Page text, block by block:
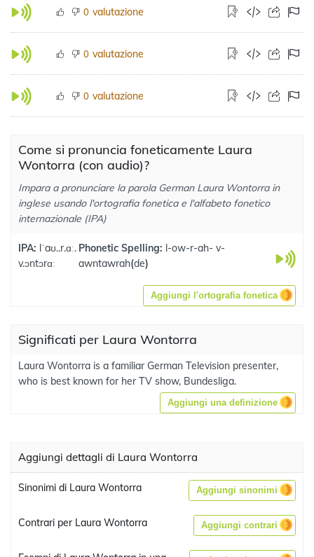
0 valutazione
0 valutazione
0 valutazione
Come si pronuncia foneticamente Laura
Wontorra (con audio)?
Impara a pronunciare la parola German Laura Wontorra in
inglese usando l'ortografia fonetica e l'alfabeto fonetico
internazionale (IPA)
IPA: lˈaʊ..r.ɑː.
v.ɔntɔrɑː
Phonetic Spelling: l-ow-r-ah- v-
awntawrah(de)
Aggiungi l'ortografia fonetica
Significati per Laura Wontorra
Laura Wontorra is a familiar German Television presenter,
who is best known for her TV show, Bundesliga.
Aggiungi una definizione
Aggiungi dettagli di Laura Wontorra
Sinonimi di Laura Wontorra Aggiungi sinonimi
Contrari per Laura Wontorra Aggiungi contrari